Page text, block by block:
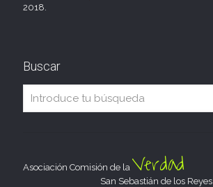
2018.
Buscar
Asociación Comisión de la Verdad
San Sebastián de los Reyes